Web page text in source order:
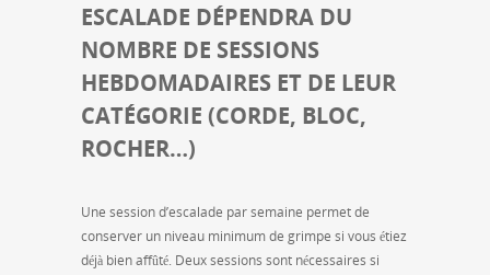
ESCALADE DÉPENDRA DU
NOMBRE DE SESSIONS
HEBDOMADAIRES ET DE LEUR
CATÉGORIE (CORDE, BLOC,
ROCHER…)
Une session d’escalade par semaine permet de
conserver un niveau minimum de grimpe si vous étiez
déjà bien affûté. Deux sessions sont nécessaires si